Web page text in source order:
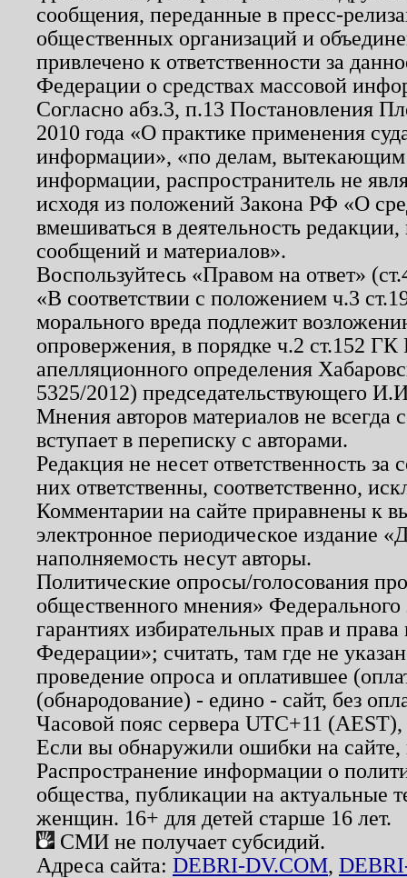
сообщения, переданные в пресс-
общественных организаций и
привлечено к ответственности за
Федерации о средствах массовой
Согласно абз.3, п.13 Постановления
2010 года «О практике применения
информации», «по делам, вытекающим
информации, распространитель не
исходя из положений Закона РФ «О
вмешиваться в деятельность
сообщений и материалов».
Воспользуйтесь «Правом на ответ»
«В соответствии с положением ч.3
морального вреда подлежит
опровержения, в порядке ч.2 ст.152
апелляционного определения
5325/2012) председательствующего
Мнения авторов материалов не
вступает в переписку с авторами.
Редакция не несет ответственность
них ответственны, соответственно,
Комментарии на сайте приравнены к
электронное периодическое издание
наполняемость несут авторы.
Политические опросы/голосования
общественного мнения»
гарантиях избирательных прав и
Федерации»; считать, там где не
проведение опроса и оплатившее
(обнародование) - едино - сайт, без
Часовой пояс сервера UTC+11
Если вы обнаружили ошибки на
Распространение информации о
общества, публикации на актуальные
женщин. 16+ для детей старше 16 лет.
СМИ не получает субсидий.
Адреса сайта: DEBRI-DV.COM,